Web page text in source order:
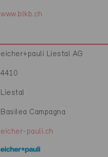
www.blkb.ch
eicher+pauli Liestal AG
4410
Liestal
Basilea Campagna
eicher-pauli.ch